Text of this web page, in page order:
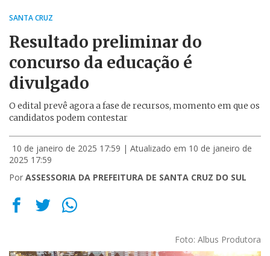
SANTA CRUZ
Resultado preliminar do
concurso da educação é
divulgado
O edital prevê agora a fase de recursos, momento em que os
candidatos podem contestar
10 de janeiro de 2025 17:59 | Atualizado em 10 de janeiro de
2025 17:59
Por ASSESSORIA DA PREFEITURA DE SANTA CRUZ DO SUL
Foto: Albus Produtora